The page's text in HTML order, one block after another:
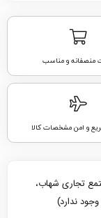
منصفانه و مناسب
و امن مشخصات کالا
تجاری شهاب،